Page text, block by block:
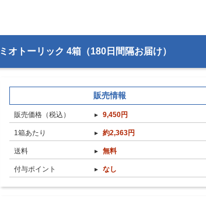
オトーリック 4箱（180日間隔お届け）
販売情報
販売価格（税込） 9,450円
1箱あたり 約2,363円
送料 無料
付与ポイント なし